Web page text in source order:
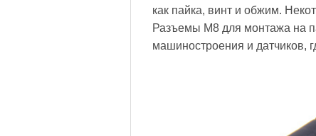
как пайка, винт и обжим.
Разъемы M8 для монтажа на
машиностроения и датчиков,